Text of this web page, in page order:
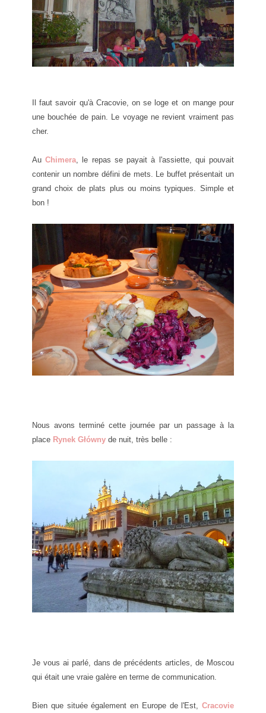
Il faut savoir qu'à Cracovie, on se loge et on mange pour
une bouchée de pain. Le voyage ne revient vraiment pas
cher.
AuChimera, le repas se payait à l'assiette, qui pouvait
contenir un nombre défini de mets. Le buffet présentait un
grand choix de plats plus ou moins typiques. Simple et
bon !
Nous avons terminé cette journée par un passage à la
place Rynek Główny de nuit, très belle :
Je vous ai parlé, dans de précédents articles, de Moscou
qui était une vraie galère en terme de communication.
Bien que située également en Europe de l'Est, Cracovie